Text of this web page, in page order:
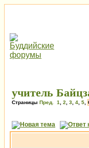
учитель
Страницы Пред. 1 2 3 4 5